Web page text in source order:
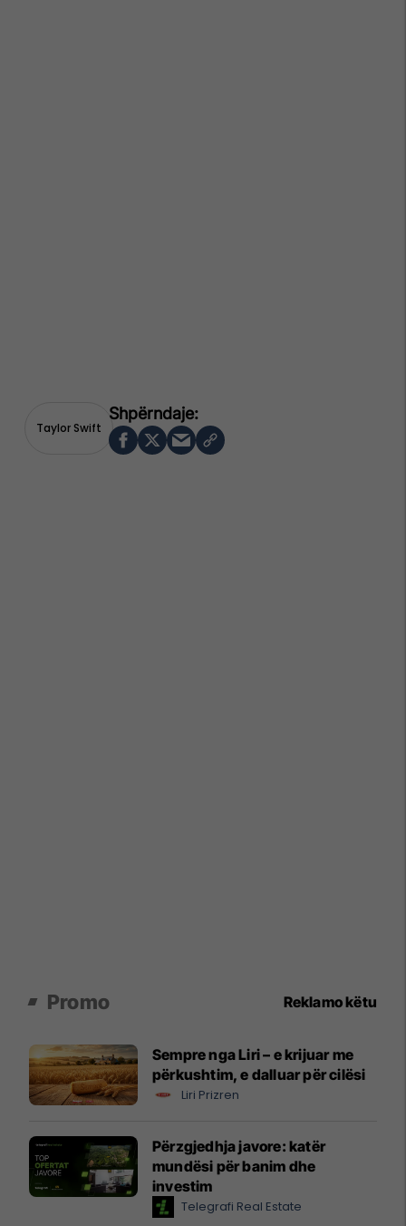
Taylor Swift
Promo Reklamo këtu
Sempre nga Liri – e krijuar me
përkushtim, e dalluar për cilësi
Liri Prizren
Përzgjedhja javore: katër
mundësi për banim dhe
investim
Telegrafi Real Estate